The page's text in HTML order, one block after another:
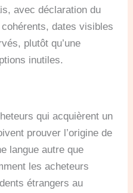
avec déclaration du
dates visibles
plutôt qu’une
inutiles.
qui acquièrent un
prouver l’origine de
langue autre que
les acheteurs
étrangers au